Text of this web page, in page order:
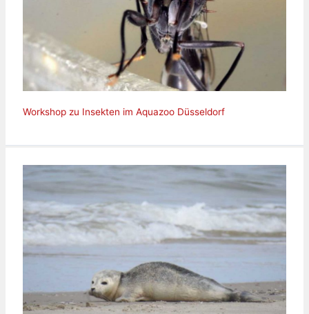
Workshop zu Insekten im Aquazoo Düsseldorf